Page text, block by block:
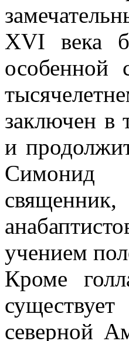
XVI века
особенной
заключен в
и
Симонид
учением
Кроме
северной